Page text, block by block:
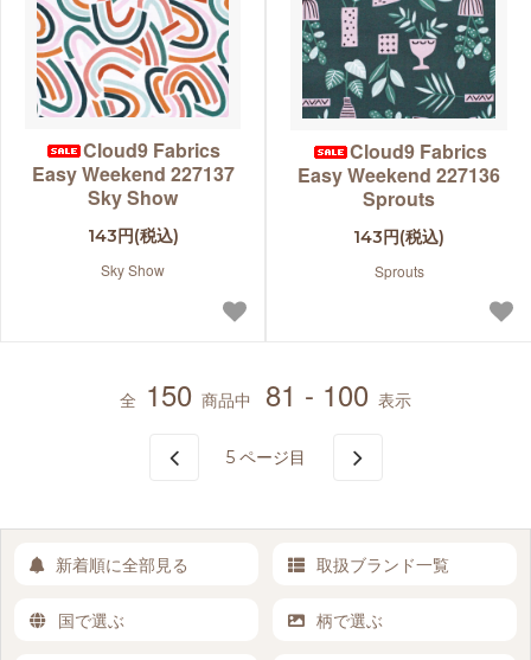
Cloud9 Fabrics
Easy Weekend 227137
Sky Show
143円(税込)
Sky Show
Cloud9 Fabrics
Easy Weekend 227136
Sprouts
143円(税込)
Sprouts
全 150 商品中 81 - 100 表示
5 ページ目
新着順に全部見る 取扱ブランド一覧
国で選ぶ 柄で選ぶ